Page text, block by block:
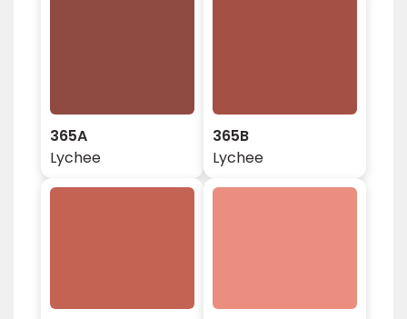
365A
Lychee
365B
Lychee